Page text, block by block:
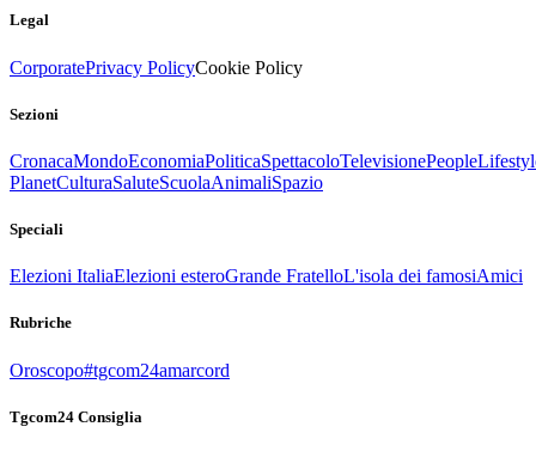
Legal
CorporatePrivacy PolicyCookie Policy
Sezioni
CronacaMondoEconomiaPoliticaSpettacoloTelevisionePeople
PlanetCulturaSaluteScuolaAnimaliSpazio
Speciali
Elezioni ItaliaElezioni esteroGrande FratelloL'isola dei famosiAmici
Rubriche
Oroscopo#tgcom24amarcord
Tgcom24 Consiglia